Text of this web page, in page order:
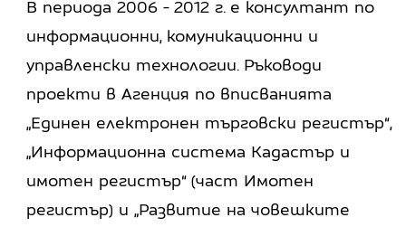
В периода 2006 - 2012 г. е консултант по
информационни, комуникационни и
управленски технологии. Ръководи
проекти в Агенция по вписванията
„Единен електронен търговски регистър“,
„Информационна система Кадастър и
имотен регистър“ (част Имотен
регистър) и „Развитие на човешките